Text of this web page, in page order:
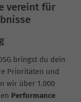
vereint für
bringst du dein
Prioritäten und
wir über 1.000
Performance